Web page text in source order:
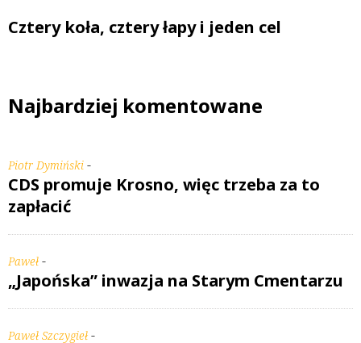
Cztery koła, cztery łapy i jeden cel
Najbardziej komentowane
Piotr Dymiński -
CDS promuje Krosno, więc trzeba za to
zapłacić
Paweł -
„Japońska” inwazja na Starym Cmentarzu
Paweł Szczygieł -